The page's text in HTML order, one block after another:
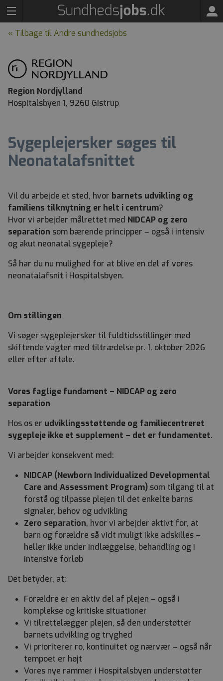
« Tilbage til Andre sundhedsjobs
Region Nordjylland
Hospitalsbyen 1, 9260 Gistrup
Sygeplejersker søges til
Neonatalafsnittet
Vil du arbejde et sted, hvor barnets udvikling og
familiens tilknytning er helt i centrum?
Hvor vi arbejder målrettet med NIDCAP og zero
separation som bærende principper – også i intensiv
og akut neonatal sygepleje?
Så har du nu mulighed for at blive en del af vores
neonatalafsnit i Hospitalsbyen.
Om stillingen
Vi søger sygeplejersker til fuldtidsstillinger med
skiftende vagter med tiltrædelse pr. 1. oktober 2026
eller efter aftale.
Vores faglige fundament – NIDCAP og zero
separation
Hos os er udviklingsstøttende og familiecentreret
sygepleje ikke et supplement – det er fundamentet.
Vi arbejder konsekvent med:
NIDCAP (Newborn Individualized Developmental
Care and Assessment Program) som tilgang til at
forstå og tilpasse plejen til det enkelte barns
signaler, behov og udvikling
Zero separation, hvor vi arbejder aktivt for, at
barn og forældre så vidt muligt ikke adskilles –
heller ikke under indlæggelse, behandling og i
intensive forløb
Det betyder, at:
Forældre er en aktiv del af plejen – også i
komplekse og kritiske situationer
Vi tilrettelægger plejen, så den understøtter
barnets udvikling og tryghed
Vi prioriterer ro, kontinuitet og nærvær – også når
tempoet er højt
Vores nye rammer i Hospitalsbyen understøtter